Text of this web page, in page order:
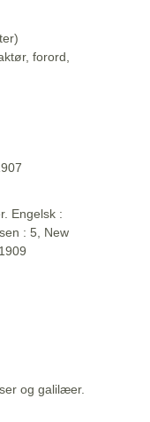
forord,
Engelsk :
: 5, New
og galilæer.